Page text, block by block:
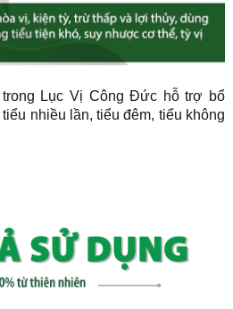
Lục Vị Công Đức hỗ trợ bổ
nhiều lần, tiểu đêm, tiểu không